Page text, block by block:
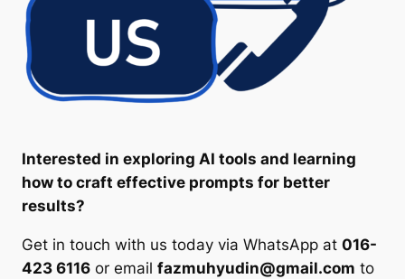
Interested in exploring AI tools and learning
how to craft effective prompts for better
results?
Get in touch with us today via WhatsApp at 016-
423 6116 or email fazmuhyudin@gmail.com to